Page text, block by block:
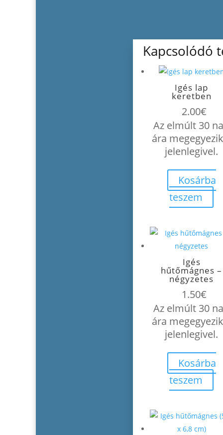
Kapcsolódó
Igés lap
keretben
2.00€
Az elmúlt 30
ára
jelenlegivel.
Kosárba
teszem
Igés
hűtőmágnes –
négyzetes
1.50€
Az elmúlt 30
ára
jelenlegivel.
Kosárba
teszem